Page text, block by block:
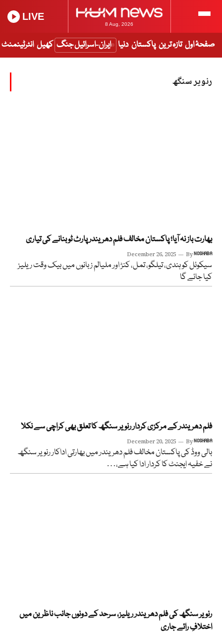
8 Aug, 2026
LIVE
صفحۂ اول تازہ ترین پاکستان دنیا ایران-اسرائیل جنگ کھیل انٹرٹینمنٹ
رنویر سنگھ
بھارت باز نہ آیا؛ پاکستان مخالف فلم دھریندر پارٹ ٹو بنانے کی تیاری
December 26, 2025 ByNOSHABA
سیکوئل کو ہندی، تیلگو، تمل، کنڑ اور ملیالم زبانوں میں بیک وقت ریلیز
کیا جائے گا
فلم دھریندر کے مرکزی کردار رنویر سنگھ کا تعلق بھی کراچی سے نکلا
December 20, 2025 ByNOSHABA
بالی ووڈ کی پاکستان مخالف فلم دھریندر میں بھارتی اداکار رنویر سنگھ
نے خفیہ ایجنٹ کا کردار ادا کیا ہے،…
رنویر سنگھ کی فلم دھریندر ریلیز، سرحد کے دونوں جانب ناظرین میں
اختلافِ رائے جاری